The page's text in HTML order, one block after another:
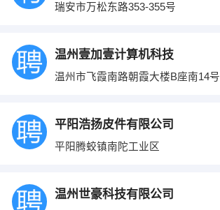
瑞安市万松东路353-355号
温州壹加壹计算机科技
温州市飞霞南路朝霞大楼B座南14号
平阳浩扬皮件有限公司
平阳腾蛟镇南陀工业区
温州世豪科技有限公司